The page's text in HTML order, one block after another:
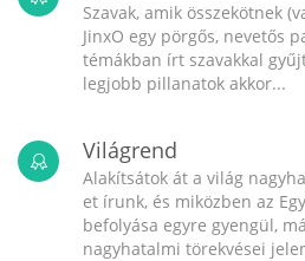
Szavak, amik összekötnek
JinxO egy pörgős, nevetős
témákban írt szavakkal
legjobb pillanatok akkor...
Világrend
Alakítsátok át a világ
et írunk, és miközben az
befolyása egyre gyengül,
nagyhatalmi törekvései